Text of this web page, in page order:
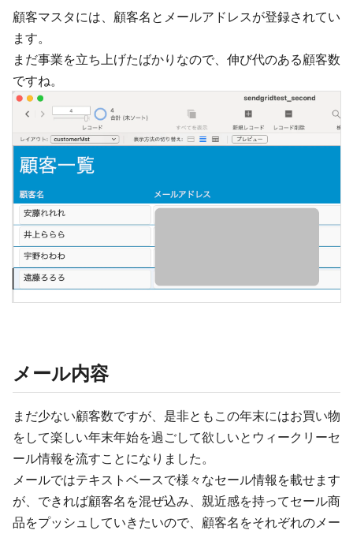
顧客マスタには、顧客名とメールアドレスが登録されてい
ます。
まだ事業を立ち上げたばかりなので、伸び代のある顧客数
ですね。
メール内容
まだ少ない顧客数ですが、是非ともこの年末にはお買い物
をして楽しい年末年始を過ごして欲しいとウィークリーセ
ール情報を流すことになりました。
メールではテキストベースで様々なセール情報を載せます
が、できれば顧客名を混ぜ込み、親近感を持ってセール商
品をプッシュしていきたいので、顧客名をそれぞれのメー